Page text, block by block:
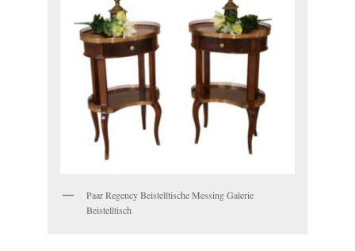
Paar Regency Beistelltische Messing Galerie
Beistelltisch